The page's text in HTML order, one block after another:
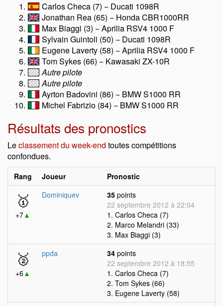
Carlos Checa (7) − Ducati 1098R
Jonathan Rea (65) − Honda CBR1000RR
Max Biaggi (3) − Aprilia RSV4 1000 F
Sylvain Guintoli (50) − Ducati 1098R
Eugene Laverty (58) − Aprilia RSV4 1000 F
Tom Sykes (66) − Kawasaki ZX-10R
Autre pilote
Autre pilote
Ayrton Badovini (86) − BMW S1000 RR
Michel Fabrizio (84) − BMW S1000 RR
Résultats des pronostics
Leclassement du week-end toutes compétitions
confondues.
Rang Joueur Pronostic
🥇
+7▲
Dominiquev 35 points
22 septembre 2012 à 22:04
1. Carlos Checa (7)
2. Marco Melandri (33)
3. Max Biaggi (3)
🥈
+6▲
ppda 34 points
22 septembre 2012 à 18:55
1. Carlos Checa (7)
2. Tom Sykes (66)
3. Eugene Laverty (58)